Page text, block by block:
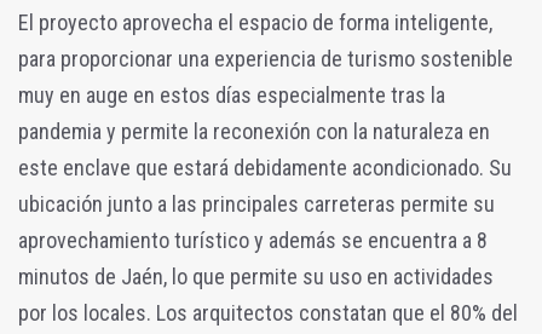
El proyecto aprovecha el espacio de forma inteligente,
para proporcionar una experiencia de turismo sostenible
muy en auge en estos días especialmente tras la
pandemia y permite la reconexión con la naturaleza en
este enclave que estará debidamente acondicionado. Su
ubicación junto a las principales carreteras permite su
aprovechamiento turístico y además se encuentra a 8
minutos de Jaén, lo que permite su uso en actividades
por los locales. Los arquitectos constatan que el 80% del